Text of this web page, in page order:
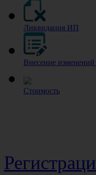
Ликвидация ИП
Внесение
Стоимость